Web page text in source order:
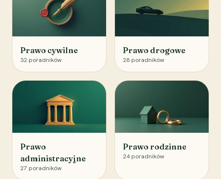
Prawo cywilne
32 poradników
Prawo drogowe
28 poradników
Prawo
administracyjne
27 poradników
Prawo rodzinne
24 poradników